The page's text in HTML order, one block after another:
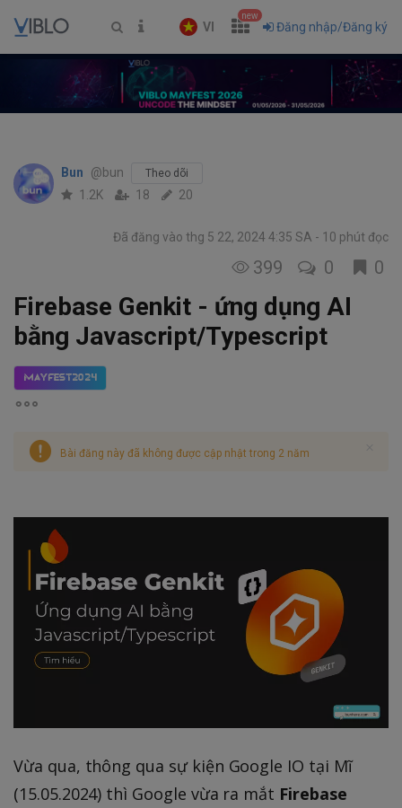
VI
new
Đăng nhập/Đăng ký
Bun @bun Theo dõi
1.2K 18 20
Đã đăng vào thg 5 22, 2024 4:35 SA 10 phút đọc
399 0 0
Firebase Genkit - ứng dụng AI
bằng Javascript/Typescript
MayFest2024
Bài đăng này đã không được cập nhật trong 2 năm
Vừa qua, thông qua sự kiện Google IO tại Mĩ
(15.05.2024) thì Google vừa ra mắt Firebase